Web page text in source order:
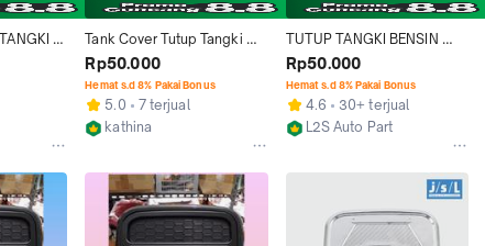
VIOS
ALL
Tank Cover Tutup Tangki
Bensin Mobil Datsun Go
Luxury Hitam
Rp50.000
Hemat s.d 8% Pakai Bonus
5.0
7 terjual
kathina
TUTUP TANGKI BENSIN
NISSAN LIVINA MARCH
SERENA TERRANO JUKE
XTRAIL DATSUN GO TEANA
Car
Rp50.000
Hemat s.d 8% Pakai Bonus
4.6
30+ terjual
L2S Auto Part